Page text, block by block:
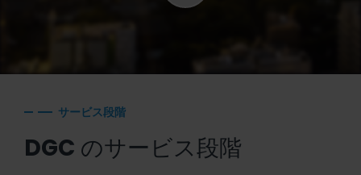
サービス段階
DGC のサービス段階